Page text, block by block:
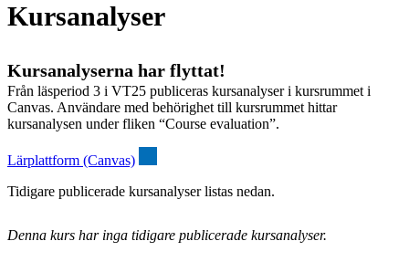
Kursanalyser
Kursanalyserna har flyttat!
Från läsperiod 3 i VT25 publiceras kursanalyser i kursrummet i
Canvas. Användare med behörighet till kursrummet hittar
kursanalysen under fliken “Course evaluation”.
Lärplattform (Canvas)
Tidigare publicerade kursanalyser listas nedan.
Denna kurs har inga tidigare publicerade kursanalyser.